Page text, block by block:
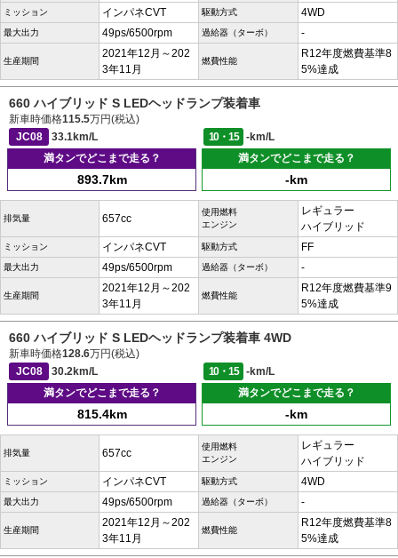
ミッション インパネCVT 駆動方式 4WD
最大出力 49ps/6500rpm 過給器（ターボ） -
生産期間
2021年12月～202
3年11月
燃費性能
R12年度燃費基準8
5%達成
660 ハイブリッド S LEDヘッドランプ装着車
新車時価格115.5万円(税込)
JC08
33.1km/L 10・15
-km/L
満タンでどこまで走る？
893.7km
満タンでどこまで走る？
-km
排気量 657cc
使用燃料
エンジン
レギュラー
ハイブリッド
ミッション インパネCVT 駆動方式 FF
最大出力 49ps/6500rpm 過給器（ターボ） -
生産期間
2021年12月～202
3年11月
燃費性能
R12年度燃費基準9
5%達成
660 ハイブリッド S LEDヘッドランプ装着車 4WD
新車時価格128.6万円(税込)
JC08
30.2km/L 10・15
-km/L
満タンでどこまで走る？
815.4km
満タンでどこまで走る？
-km
排気量 657cc
使用燃料
エンジン
レギュラー
ハイブリッド
ミッション インパネCVT 駆動方式 4WD
最大出力 49ps/6500rpm 過給器（ターボ） -
生産期間
2021年12月～202
3年11月
燃費性能
R12年度燃費基準8
5%達成